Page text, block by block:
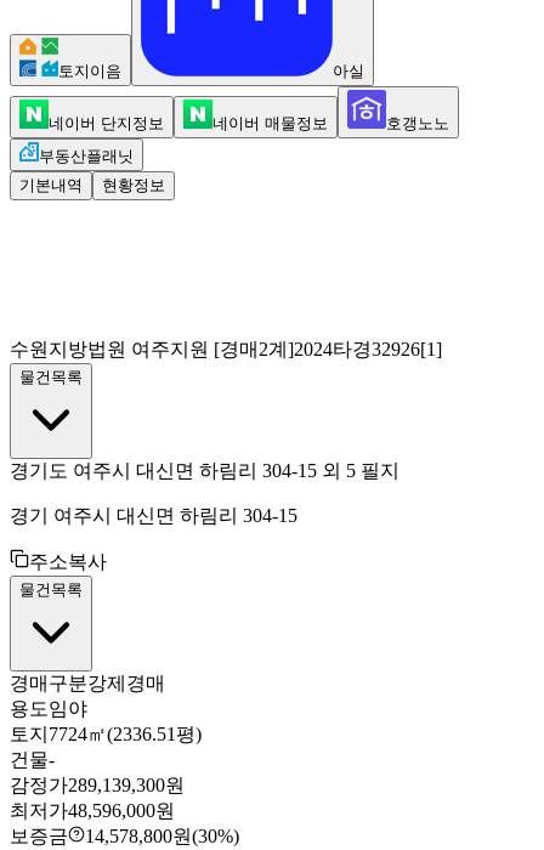
토지이음 아실
네이버 단지정보 네이버 매물정보
호갱노노
부동산플래닛
기본내역
현황정보
수원지방법원 여주지원 [경매2계]2024타경32926[1]
물건목록
경기도 여주시 대신면 하림리 304-15 외 5 필지
경기 여주시 대신면 하림리 304-15
주소복사
물건목록
경매구분강제경매
용도임야
토지 7724㎡(2336.51평)
건물-
감정가289,139,300원
최저가48,596,000원
보증금
14,578,800원(30%)